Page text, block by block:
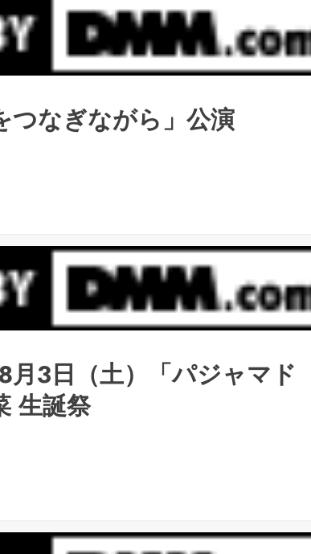
なぎながら」公演
月3日（土）「パジャマド
生誕祭